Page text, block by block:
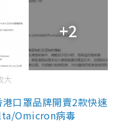
+2
大
口罩品牌開賣2款快速
Omicron病毒